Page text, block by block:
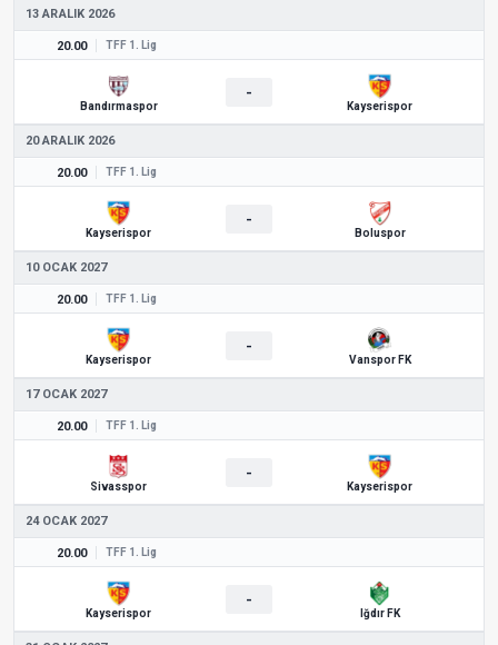
13 ARALIK 2026
20.00 TFF 1. Lig
Bandırmaspor
-
Kayserispor
20 ARALIK 2026
20.00 TFF 1. Lig
Kayserispor
-
Boluspor
10 OCAK 2027
20.00 TFF 1. Lig
Kayserispor
-
Vanspor FK
17 OCAK 2027
20.00 TFF 1. Lig
Sivasspor
-
Kayserispor
24 OCAK 2027
20.00 TFF 1. Lig
Kayserispor
-
Iğdır FK